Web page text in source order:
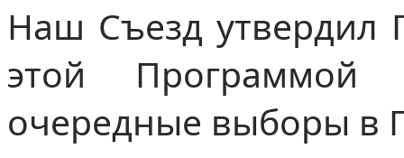
Наш Съезд утвердил
этой
очередные выборы в